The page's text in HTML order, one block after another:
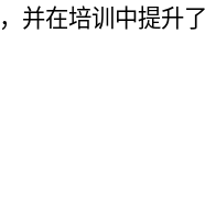
， 并在培训中提升